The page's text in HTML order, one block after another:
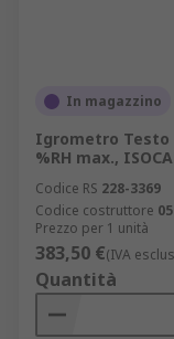
In magazzino
Igrometro Testo
%RH max.,
Codice RS 228-3369
Codice costruttore
Prezzo per 1 unità
383,50 €(IVA
Quantità